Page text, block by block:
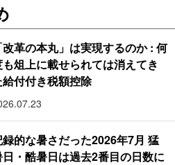
改革の本丸」は実現するのか : 何
も俎上に載せられては消えてき
給付付き税額控除
録的な暑さだった2026年7月 猛
日・酷暑日は過去2番目の日数に